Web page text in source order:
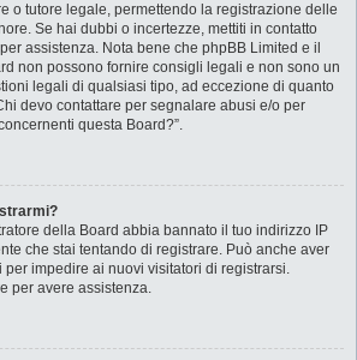
o tutore legale, permettendo la registrazione delle
Se hai dubbi o incertezze, mettiti in contatto
assistenza. Nota bene che phpBB Limited e il
non possono fornire consigli legali e non sono un
legali di qualsiasi tipo, ad eccezione di quanto
devo contattare per segnalare abusi e/o per
questa Board?”.
della Board abbia bannato il tuo indirizzo IP
che stai tentando di registrare. Può anche aver
impedire ai nuovi visitatori di registrarsi.
per avere assistenza.